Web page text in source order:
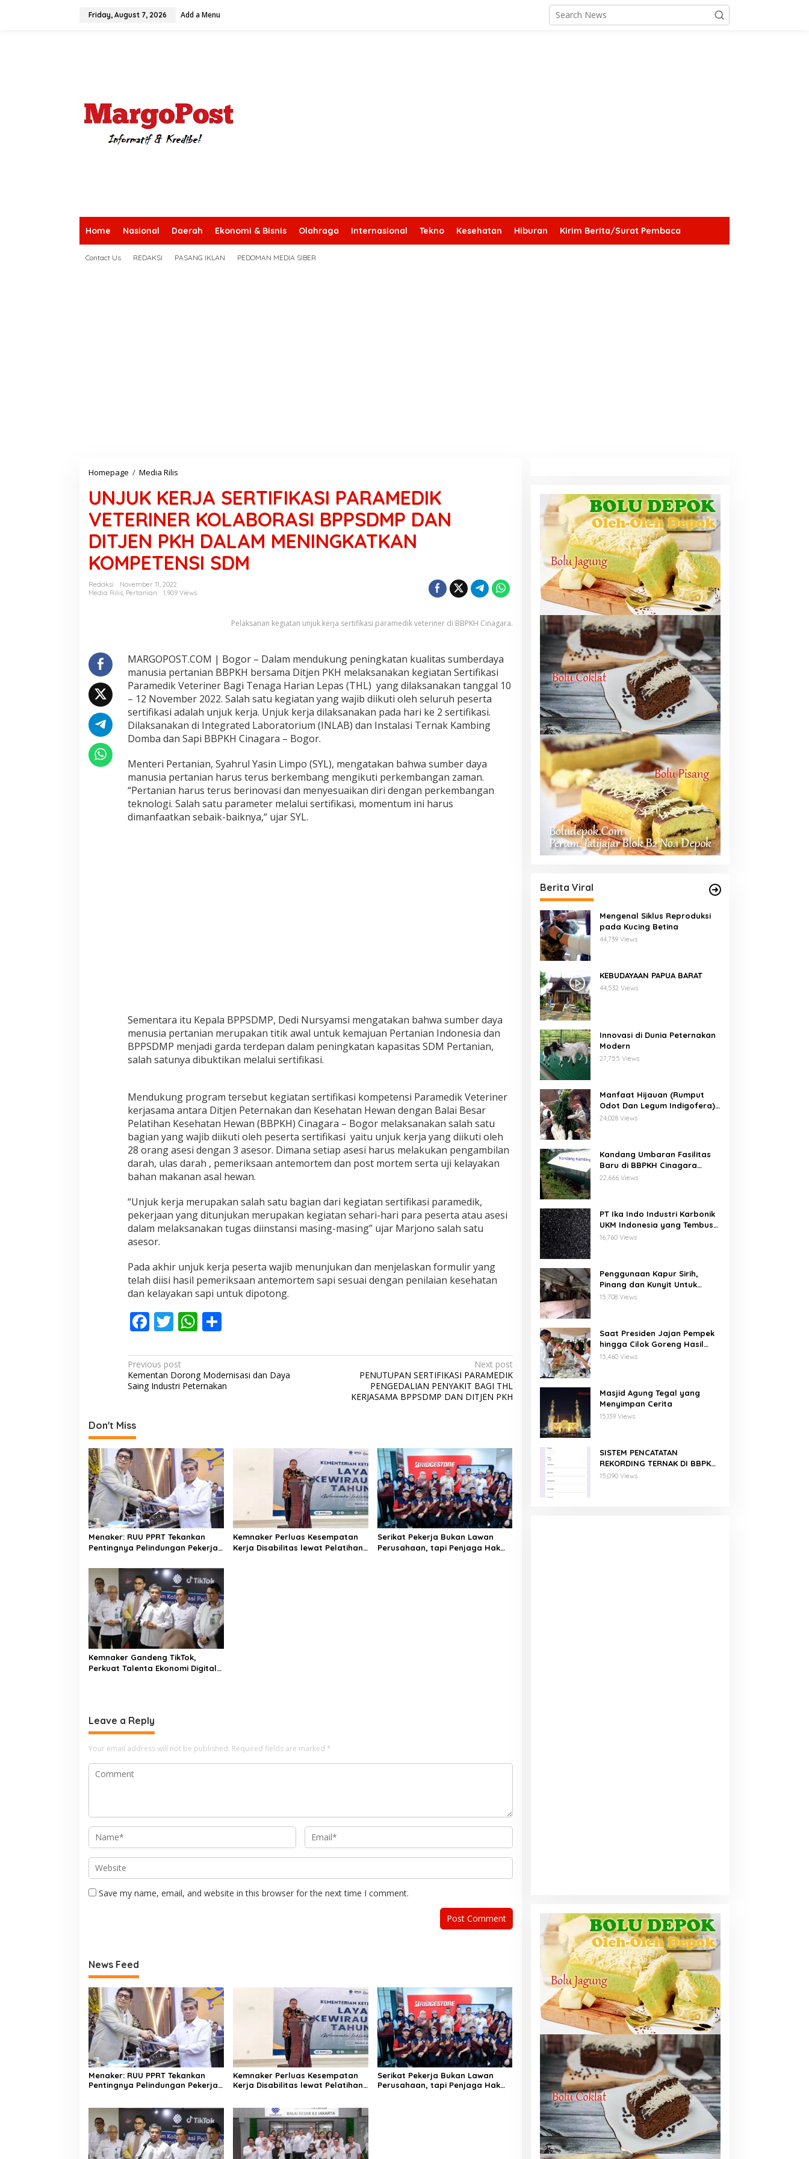
Friday, August 7, 2026 Add a Menu
Home Nasional Daerah Ekonomi & Bisnis Olahraga Internasional Tekno Kesehatan Hiburan Kirim Berita/Surat Pembaca
Contact Us REDAKSI PASANG IKLAN PEDOMAN MEDIA SIBER
Homepage / Media Rilis
J
U
K
K
E
R
J
A
E
K
S
I
P
A
R
A
M
D
I
K
V
E
T
P
P
S
D
M
P
N
D
I
T
J
E
N
P
H
A
L
M
N
I
G
K
K
A
N
T
E
N
S
S
D
M
UNJUK KERJA SERTIFIKASI PARAMEDIK
VETERINER KOLABORASI BPPSDMP DAN
DITJEN PKH DALAM MENINGKATKAN
KOMPETENSI SDM
Redaksi
November 11, 2022
Media Rilis, Pertanian 1,909 Views
Pelaksanan kegiatan unjuk kerja sertifikasi paramedik veteriner di BBPKH Cinagara.
MARGOPOST.COM | Bogor – Dalam mendukung peningkatan kualitas sumberdaya
manusia pertanian BBPKH bersama Ditjen PKH melaksanakan kegiatan Sertifikasi
Paramedik Veteriner Bagi Tenaga Harian Lepas (THL) yang dilaksanakan tanggal 10
– 12 November 2022. Salah satu kegiatan yang wajib diikuti oleh seluruh peserta
sertifikasi adalah unjuk kerja. Unjuk kerja dilaksanakan pada hari ke 2 sertifikasi.
Dilaksanakan di Integrated Laboratorium (INLAB) dan Instalasi Ternak Kambing
Domba dan Sapi BBPKH Cinagara – Bogor.
Menteri Pertanian, Syahrul Yasin Limpo (SYL), mengatakan bahwa sumber daya
manusia pertanian harus terus berkembang mengikuti perkembangan zaman.
“Pertanian harus terus berinovasi dan menyesuaikan diri dengan perkembangan
teknologi. Salah satu parameter melalui sertifikasi, momentum ini harus
dimanfaatkan sebaik-baiknya,“ ujar SYL.
Sementara itu Kepala BPPSDMP, Dedi Nursyamsi mengatakan bahwa sumber daya
menusia pertanian merupakan titik awal untuk kemajuan Pertanian Indonesia dan
BPPSDMP menjadi garda terdepan dalam peningkatan kapasitas SDM Pertanian,
salah satunya dibuktikan melalui sertifikasi.
Mendukung program tersebut kegiatan sertifikasi kompetensi Paramedik Veteriner
kerjasama antara Ditjen Peternakan dan Kesehatan Hewan dengan Balai Besar
Pelatihan Kesehatan Hewan (BBPKH) Cinagara – Bogor melaksanakan salah satu
bagian yang wajib diikuti oleh peserta sertifikasi yaitu unjuk kerja yang diikuti oleh
28 orang asesi dengan 3 asesor. Dimana setiap asesi harus melakukan pengambilan
darah, ulas darah , pemeriksaan antemortem dan post mortem serta uji kelayakan
bahan makanan asal hewan.
“Unjuk kerja merupakan salah satu bagian dari kegiatan sertifikasi paramedik,
pekerjaan yang ditunjukan merupakan kegiatan sehari-hari para peserta atau asesi
dalam melaksanakan tugas diinstansi masing-masing” ujar Marjono salah satu
asesor.
Pada akhir unjuk kerja peserta wajib menunjukan dan menjelaskan formulir yang
telah diisi hasil pemeriksaan antemortem sapi sesuai dengan penilaian kesehatan
dan kelayakan sapi untuk dipotong.
F
e
b
T
itt
er
W
at
s
S
ar
e
P
o
n
a
v
i
g
a
t
i
o
n
Previous post
Kementan Dorong Modernisasi dan Daya
Saing Industri Peternakan
Next post
PENUTUPAN SERTIFIKASI PARAMEDIK
PENGEDALIAN PENYAKIT BAGI THL
KERJASAMA BPPSDMP DAN DITJEN PKH
Don't Miss
Menaker: RUU PPRT Tekankan
Pentingnya Pelindungan Pekerja
Kemnaker Perluas Kesempatan
Kerja Disabilitas lewat Pelatihan
Serikat Pekerja Bukan Lawan
Perusahaan, tapi Penjaga Hak
Kemnaker Gandeng TikTok,
Perkuat Talenta Ekonomi Digital
Leave a Reply
Your email address will not be published. Required fields are marked *
Save my name, email, and website in this browser for the next time I comment.
News Feed
Menaker: RUU PPRT Tekankan
Pentingnya Pelindungan Pekerja
Kemnaker Perluas Kesempatan
Kerja Disabilitas lewat Pelatihan
Serikat Pekerja Bukan Lawan
Perusahaan, tapi Penjaga Hak
Berita Viral
Mengenal Siklus Reproduksi
pada Kucing Betina
44,739 Views
KEBUDAYAAN PAPUA BARAT
44,532 Views
Innovasi di Dunia Peternakan
Modern
27,755 Views
Manfaat Hijauan (Rumput
Odot Dan Legum Indigofera)
Untuk Ayam Buras Kub Dan
24,028 Views
Kandang Umbaran Fasilitas
Baru di BBPKH Cinagara
Bogor
22,666 Views
PT Ika Indo Industri Karbonik
UKM Indonesia yang Tembus
Pasar Global
16,760 Views
Penggunaan Kapur Sirih,
Pinang dan Kunyit Untuk
Pengobatan Penyakit Orf
15,708 Views
Saat Presiden Jajan Pempek
hingga Cilok Goreng Hasil
Binaan PNM Mekaar
15,460 Views
Masjid Agung Tegal yang
Menyimpan Cerita
15,139 Views
SISTEM PENCATATAN
REKORDING TERNAK DI BBPKH
MENGGUNAKAN GOOGLE FORM
15,090 Views